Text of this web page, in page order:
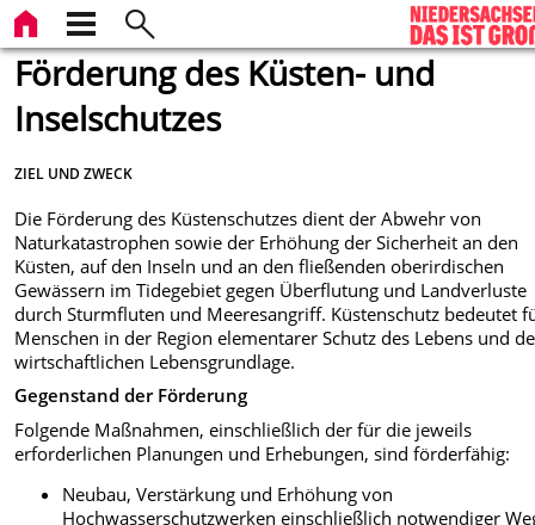
Förderung des Küsten- und
Inselschutzes
ZIEL UND ZWECK
Die Förderung des Küstenschutzes dient der Abwehr von
Naturkatastrophen sowie der Erhöhung der Sicherheit an den
Küsten, auf den Inseln und an den fließenden oberirdischen
Gewässern im Tidegebiet gegen Überflutung und Landverluste
durch Sturmfluten und Meeresangriff. Küstenschutz bedeutet
Menschen in der Region elementarer Schutz des Lebens und
wirtschaftlichen Lebensgrundlage.
Gegenstand der Förderung
Folgende Maßnahmen, einschließlich der für die jeweils
erforderlichen Planungen und Erhebungen, sind förderfähig:
Neubau, Verstärkung und Erhöhung von
Hochwasserschutzwerken einschließlich notwendiger